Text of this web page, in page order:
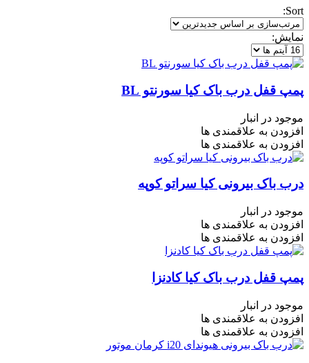
Sort:
نمایش:
پمپ قفل درب باک کیا سورنتو BL
موجود در انبار
افزودن به علاقمندی ها
افزودن به علاقمندی ها
درب باک بیرونی کیا سراتو کوپه
موجود در انبار
افزودن به علاقمندی ها
افزودن به علاقمندی ها
پمپ قفل درب باک کیا کادنزا
موجود در انبار
افزودن به علاقمندی ها
افزودن به علاقمندی ها